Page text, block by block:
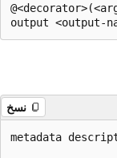
نسخ
metadata